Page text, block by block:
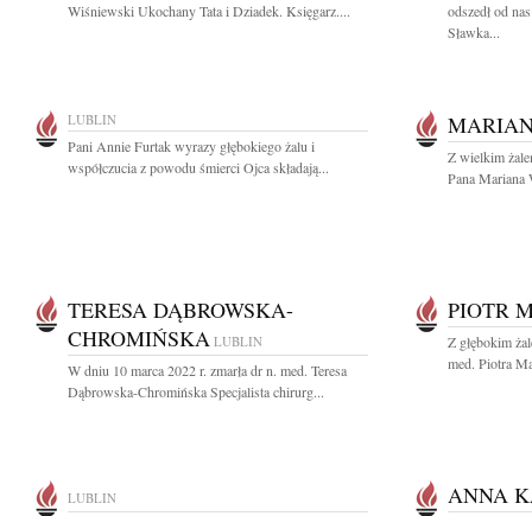
Wiśniewski Ukochany Tata i Dziadek. Księgarz....
odszedł od
Sławka...
LUBLIN
Pani Annie Furtak wyrazy głębokiego żalu i
współczucia z powodu śmierci Ojca składają...
Z wielkim
Pana Mariana
TERESA DĄBROWSKA-
CHROMIŃSKA LUBLIN
W dniu 10 marca 2022 r. zmarła dr n. med. Teresa
Dąbrowska-Chromińska Specjalista chirurg...
PIOTR
Z głębokim
med. Piotra
LUBLIN ANNA